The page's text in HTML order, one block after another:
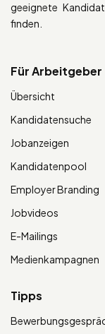
geeignete
finden.
Für Arbeitgeber
Übersicht
Kandidatensuche
Jobanzeigen
Kandidatenpool
Employer Branding
Jobvideos
E-Mailings
Medienkampagnen
Tipps